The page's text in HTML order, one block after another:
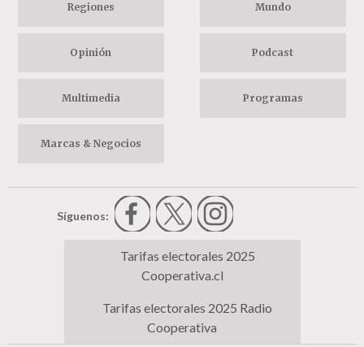
Regiones Mundo
Opinión Podcast
Multimedia Programas
Marcas & Negocios
Síguenos:
Tarifas electorales 2025
Cooperativa.cl
Tarifas electorales 2025 Radio
Cooperativa